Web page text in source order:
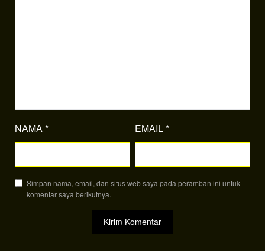
NAMA* EMAIL*
Simpan nama, email, dan situs web saya pada peramban ini untuk
komentar saya berikutnya.